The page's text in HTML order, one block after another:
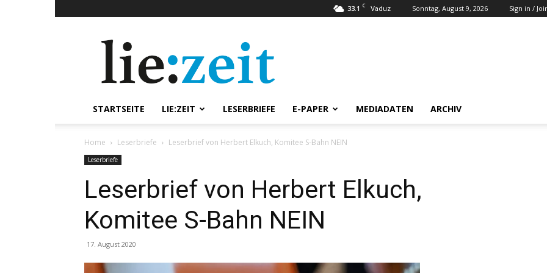
33.1 C Vaduz Sonntag, August 9, 2026 Sign in /
STARTSEITE LIE:ZEIT LESERBRIEFE E-PAPER MEDIADATEN ARCHIV
Home Leserbriefe Leserbrief von Herbert Elkuch, Komitee S-Bahn NEIN
Leserbriefe
Leserbrief von Herbert Elkuch,
Komitee S-Bahn NEIN
17. August 2020